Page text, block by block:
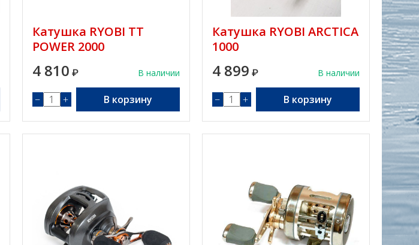
Катушка RYOBI TT
POWER 2000
4 810 ₽ В наличии
− + В корзину
Катушка RYOBI ARCTICA
1000
4 899 ₽ В наличии
− + В корзину